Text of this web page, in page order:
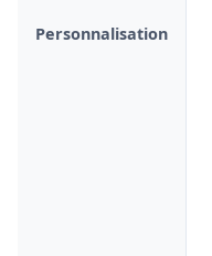
Personnalisation